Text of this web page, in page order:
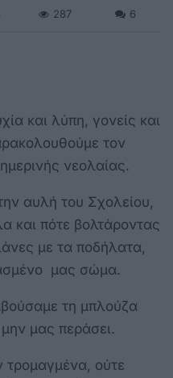
287 6
και λύπη, γονείς και
τον
νεολαίας.
αυλή του Σχολείου,
και πότε βολτάροντας
με τα ποδήλατα,
μας σώμα.
τη μπλούζα
μας περάσει.
τρομαγμένα, ούτε